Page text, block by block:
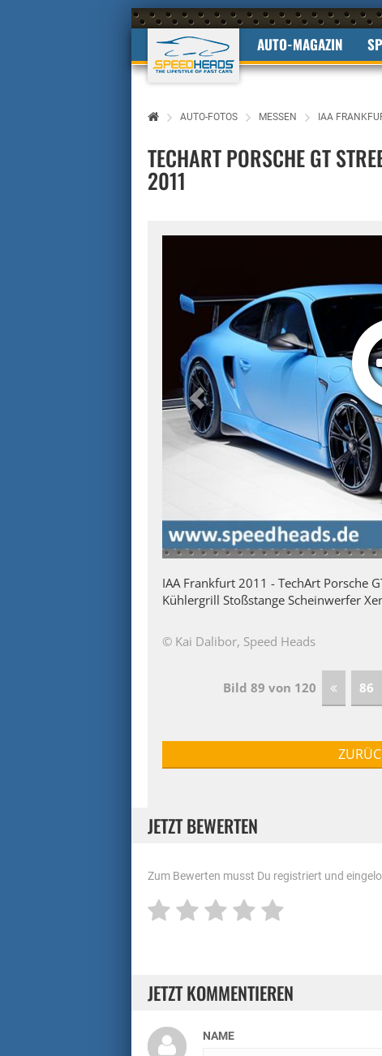
AUTO-MAGAZIN
AUTO-FOTOS MESSEN IAA
TECHART PORSCHE GT
2011
IAA Frankfurt 2011 - TechArt Porsche
Kühlergrill Stoßstange Scheinwerfer
© Kai Dalibor, Speed Heads
Bild 89 von 120 86
JETZT BEWERTEN
Zum Bewerten musst Du registriert und
JETZT KOMMENTIEREN
NAME